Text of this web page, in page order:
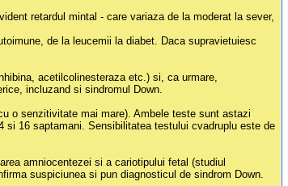
retardul mintal - care variaza de la moderat la sever,
de la leucemii la diabet. Daca supravietuiesc
acetilcolinesteraza etc.) si, ca urmare,
incluzand si sindromul Down.
o senzitivitate mai mare). Ambele teste sunt astazi
16 saptamani. Sensibilitatea testului cvadruplu este de
amniocentezei si a cariotipului fetal (studiul
suspiciunea si pun diagnosticul de sindrom Down.